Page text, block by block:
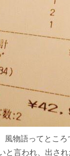
風物語ってとこ
と言われ、出さ